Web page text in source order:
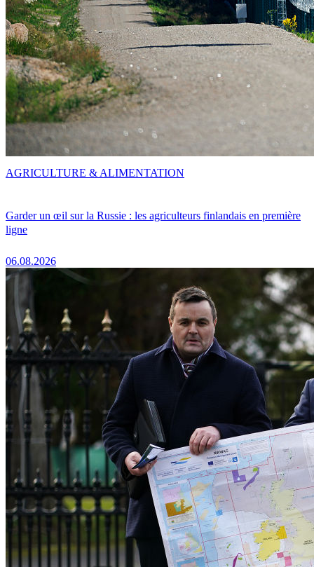
Garder un œil sur la Russie : les agriculteurs finlandais en première
ligne
06.08.2026
AGRICULTURE & ALIMENTATION